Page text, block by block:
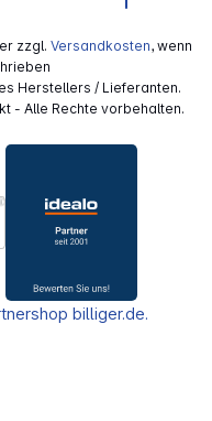
zzgl. Versandkosten, wenn
Herstellers / Lieferanten.
- Alle Rechte vorbehalten.